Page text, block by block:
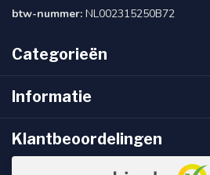
btw-nummer: NL002315250B72
Categorieën
Informatie
Klantbeoordelingen